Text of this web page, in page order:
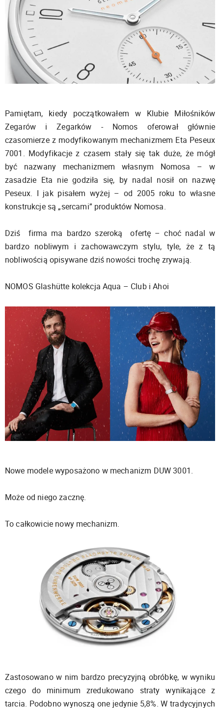
Pamiętam, kiedy początkowałem w Klubie Miłośników
Zegarów i Zegarków - Nomos oferował głównie
czasomierze z modyfikowanym mechanizmem Eta Peseux
7001. Modyfikacje z czasem stały się tak duże, że mógł
być nazwany mechanizmem własnym Nomosa – w
zasadzie Eta nie godziła się, by nadal nosił on nazwę
Peseux. I jak pisałem wyżej – od 2005 roku to własne
konstrukcje są „sercami” produktów Nomosa.
Dziś firma ma bardzo szeroką ofertę – choć nadal w
bardzo nobliwym i zachowawczym stylu, tyle, że z tą
nobliwością opisywane dziś nowości trochę zrywają.
NOMOS Glashütte kolekcja Aqua – Club i Ahoi
Nowe modele wyposażono w mechanizm DUW 3001.
Może od niego zacznę.
To całkowicie nowy mechanizm.
Zastosowano w nim bardzo precyzyjną obróbkę, w wyniku
czego do minimum zredukowano straty wynikające z
tarcia. Podobno wynoszą one jedynie 5,8%. W tradycyjnych